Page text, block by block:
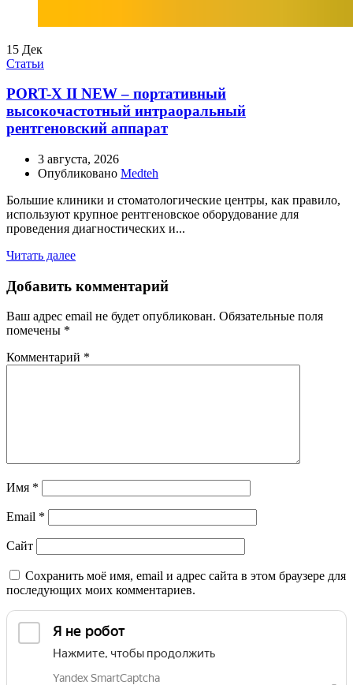
15 Дек
Статьи
PORT-X II NEW – портативный
высокочастотный интраоральный
рентгеновский аппарат
3 августа, 2026
Опубликовано Medteh
Большие клиники и стоматологические центры, как правило,
используют крупное рентгеновское оборудование для
проведения диагностических и...
Читать далее
Добавить комментарий
Ваш адрес email не будет опубликован. Обязательные поля
помечены *
Комментарий *
Имя *
Email *
Сайт
Сохранить моё имя, email и адрес сайта в этом браузере для
последующих моих комментариев.